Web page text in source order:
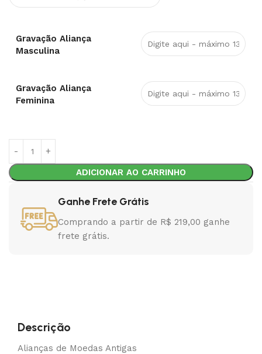
Gravação Aliança
Masculina
Gravação Aliança
Feminina
ADICIONAR AO CARRINHO
Ganhe Frete Grátis
Comprando a partir de R$ 219,00 ganhe
frete grátis.
Descrição
Alianças de Moedas Antigas